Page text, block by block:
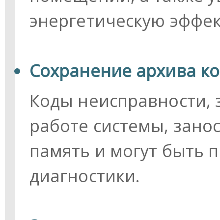
энергетическую
Сохранение архива
Коды
работе системы,
память и могут быть
диагностики.